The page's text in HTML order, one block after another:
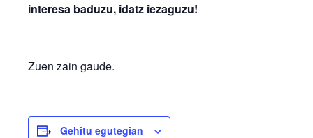
interesa baduzu, idatz iezaguzu!
Zuen zain gaude.
Gehitu egutegian